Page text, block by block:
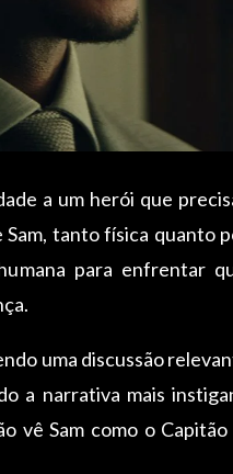
a um herói que
tanto física quanto
para enfrentar
uma discussão
a narrativa mais
vê Sam como o